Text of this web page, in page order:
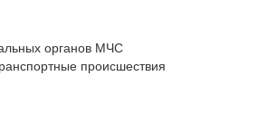
органов МЧС
происшествия